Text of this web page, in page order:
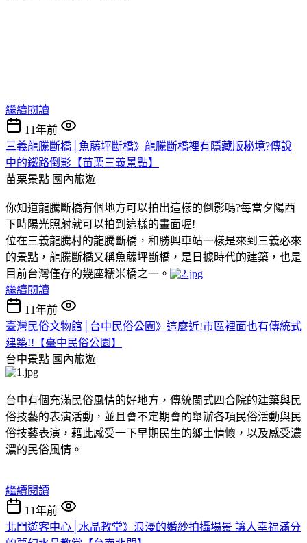
繼續閱讀
11年前
三義龍騰斷橋│魚藤坪斷橋》龍騰斷橋裡有隱藏版秘境?傳說
中的鐵路倒影【苗栗三義景點】
苗栗景點 國內旅遊
你知道龍騰斷橋有個地方可以拍出這樣的倒影嗎?每當夕陽西
下時陽光照射就可以拍到這樣的畫面喔!
位在三義龍騰村的龍騰斷橋，和勝興車站一樣是來到三義必來
的景點，龍騰斷橋又稱魚藤坪斷橋，是日據時代的建築，也是
目前台灣僅存的幾座糯米橋之一。
繼續閱讀
11年前
臺灣民俗文物館│台中民俗公園》這麼近!市區裡面也有傳統式
建築!!【臺中民俗公園】
台中景點 國內旅遊
台中有個充滿民俗風情的好地方，傳統閩式四合院的建築與民
俗技藝的表演活動，並且會不定期會的舉辦各項民俗活動與民
俗技藝表演，藉此感受一下早期民生的鄉土情懷，以及感受濃
濃的民俗風情。
繼續閱讀
11年前
北門遊客中心│水晶教堂》浪漫的婚紗拍攝場景 讓人幸福滿分